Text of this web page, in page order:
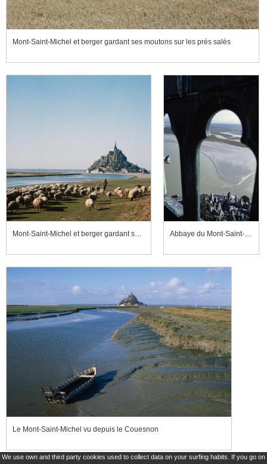
We use own and third party cookies used to collect data on your surfing habits. If you go on
Mont-Saint-Michel et berger gardant ses moutons sur les prés salés
Mont-Saint-Michel et berger gardant ses moutons sur les prés salés Abbaye du Mont-Saint-Michel, les prés salés vus à travers une baie du clocher de l'église abbatiale
Le Mont-Saint-Michel vu depuis le Couesnon